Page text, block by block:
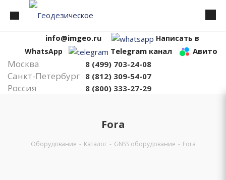
info@imgeo.ru
Написать в
WhatsApp
Telegram канал Авито
Москва 8 (499) 703-24-08
Санкт-Петербург 8 (812) 309-54-07
Россия 8 (800) 333-27-29
Fora
Оборудование - Каталог - GNSS оборудование - Fora